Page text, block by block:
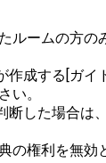
ルームの方
成する[ガ
い。
した場合
権利を無効